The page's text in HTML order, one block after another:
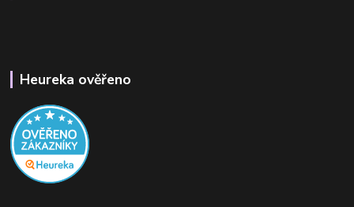
Heureka ověřeno